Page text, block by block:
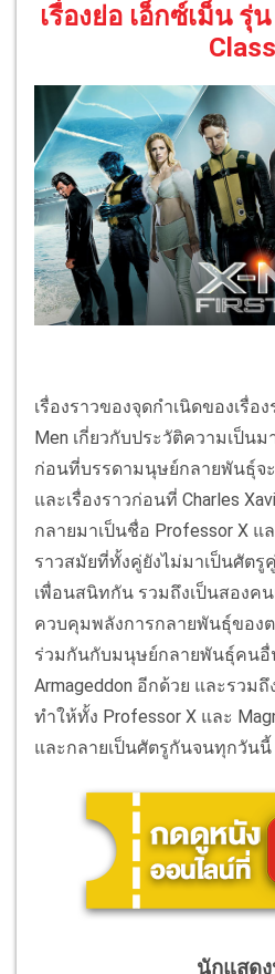
เรื่องย่อ เอ็กซ์เม็น รุ่
เรื่องราวของจุดกำเนิดของเรื่อ
Men เกี่ยวกับประวัติความเป็น
ก่อนที่บรรดามนุษย์กลายพันธุ์จ
และเรื่องราวก่อนที่ Charles
กลายมาเป็นชื่อ Professor X แ
ราวสมัยที่ทั้งคู่ยังไม่มาเป็นศัตรู
เพื่อนสนิทกัน รวมถึงเป็นสองค
ควบคุมพลังการกลายพันธุ์ของต
ร่วมกันกับมนุษย์กลายพันธุ์คนอื่
Armageddon อีกด้วย และรวมถึ
ทำให้ทั้ง Professor X และ
และกลายเป็นศัตรูกันจนทุกวันนี้
นักแสด